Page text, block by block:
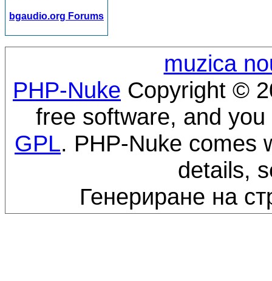
bgaudio.org Forums
muzica
PHP-Nuke Copyright ©
free software, and
GPL. PHP-Nuke comes
details,
Генериране на